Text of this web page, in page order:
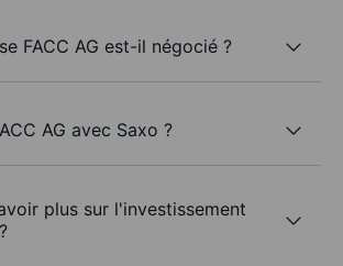
FACC AG est-il négocié ?
AG avec Saxo ?
plus sur l'investissement